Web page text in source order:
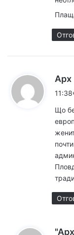
Арх
а
:
Що